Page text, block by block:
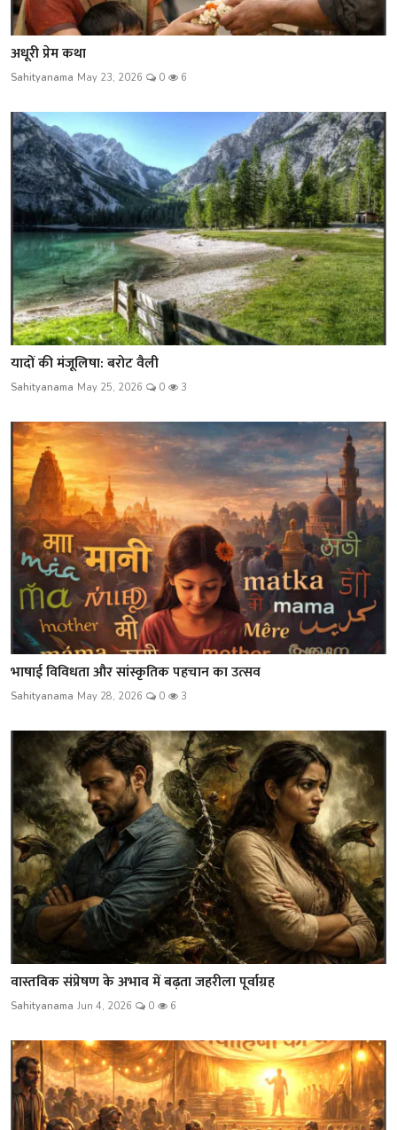
अधूरी प्रेम कथा
Sahityanama May 23, 2026 0 6
यादों की मंजूलिषा: बरोट वैली
Sahityanama May 25, 2026 0 3
भाषाई विविधता और सांस्कृतिक पहचान का उत्सव
Sahityanama May 28, 2026 0 3
वास्तविक संप्रेषण के अभाव में बढ़ता जहरीला पूर्वाग्रह
Sahityanama Jun 4, 2026 0 6